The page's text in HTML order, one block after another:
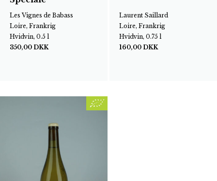
Les Vignes de Babass
Loire, Frankrig
Hvidvin, 0.5 l
350,00 DKK
Laurent Saillard
Loire, Frankrig
Hvidvin, 0.75 l
160,00 DKK